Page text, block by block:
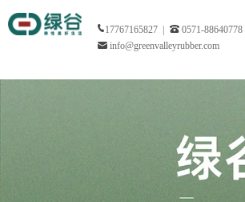
17767165827 |
0571-88640778
info@greenvalleyrubber.com